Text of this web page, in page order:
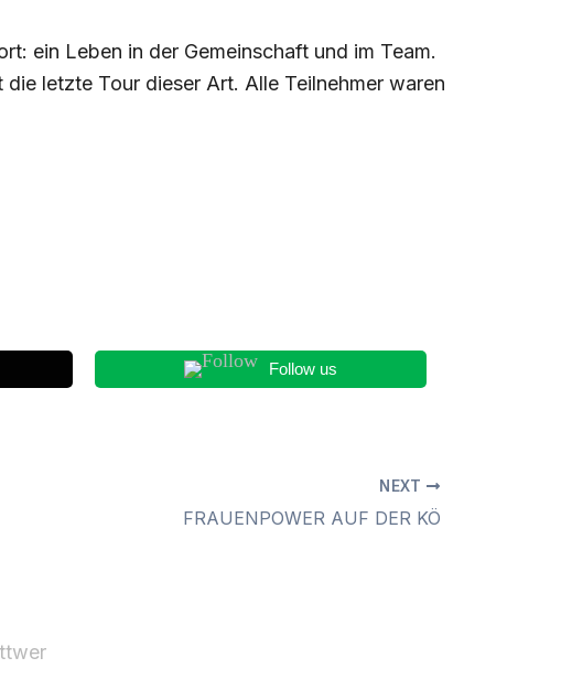
ein Leben in der Gemeinschaft und im Team.
die letzte Tour dieser Art. Alle Teilnehmer waren
Follow us
NEXT
FRAUENPOWER AUF DER KÖ